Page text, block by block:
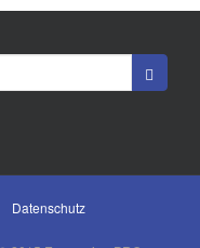
Datenschutz